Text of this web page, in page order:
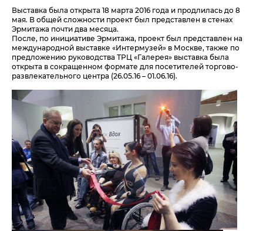
Выставка была открыта 18 марта 2016 года и продлилась до 8
мая. В общей сложности проект был представлен в стенах
Эрмитажа почти два месяца.
После, по инициативе Эрмитажа, проект был представлен на
международной выставке «Интермузей» в Москве, также по
предложению руководства ТРЦ «Галерея» выставка была
открыта в сокращенном формате для посетителей торгово-
развлекательного центра (26.05.16 – 01.06.16).